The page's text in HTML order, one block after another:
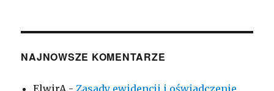
NAJNOWSZE KOMENTARZE
ElwirA -Zasady ewidencji i oświadczenie